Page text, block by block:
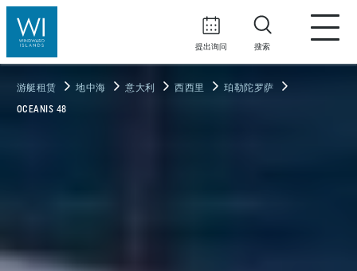
提出询问 搜索
游艇租赁 地中海 意大利 西西里 珀勒陀罗萨
OCEANIS 48